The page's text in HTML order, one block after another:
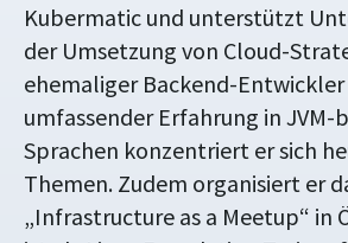
Kubermatic und unterstützt
der Umsetzung von Cloud-
ehemaliger Backend-
umfassender Erfahrung in JVM-
Sprachen konzentriert er sich
Themen. Zudem organisiert er
„Infrastructure as a Meetup“ in